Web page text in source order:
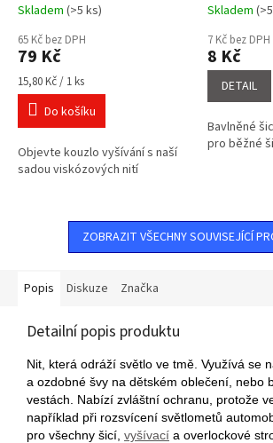
Průměrné
hodnocení
produktu
je
5,0
z
hvězdiček.
Skladem (>5 ks)
65 Kč bez DPH
79 Kč
Měrná
cena:
15,80 Kč / 1 ks
Do košíku
Objevte kouzlo vyšívání s naší
sadou viskózových nití
Průměrné
hodnocení
produktu
je
5,0
hvězdiček.
Skladem
7 Kč bez DPH
8 Kč
DETAIL
Bavlněné
pro běžné
ZOBRAZIT VŠECHNY SOUVISEJÍCÍ
Popis Diskuze Značka
Detailní popis produktu
Nit, která odráží světlo ve tmě. Využívá se
a ozdobné švy na dětském oblečení, nebo
vestách. Nabízí zvláštní ochranu, protože
například při rozsvícení světlometů
pro všechny šicí, vyšívací a overlockové